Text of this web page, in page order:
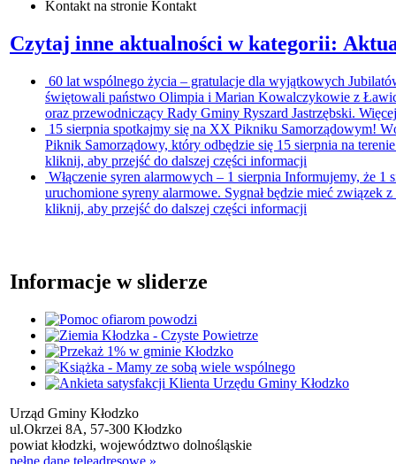
Kontakt na stronie Kontakt
Czytaj inne aktualności w kategorii:
60 lat wspólnego życia – gratulacje dla wyjątkowych
świętowali państwo Olimpia i Marian Kowalczykowie z
oraz przewodniczący Rady Gminy Ryszard Jastrzębski.
15 sierpnia spotkajmy się na XX Pikniku Samorządowym!
Piknik Samorządowy, który odbędzie się 15 sierpnia na
kliknij, aby przejść do dalszej części informacji
Włączenie syren alarmowych – 1 sierpnia Informujemy, że 1
uruchomione syreny alarmowe. Sygnał będzie mieć związek
kliknij, aby przejść do dalszej części informacji
Informacje w sliderze
Urząd Gminy Kłodzko
ul.Okrzei 8A, 57-300 Kłodzko
powiat kłodzki, województwo dolnośląskie
pełne dane teleadresowe »